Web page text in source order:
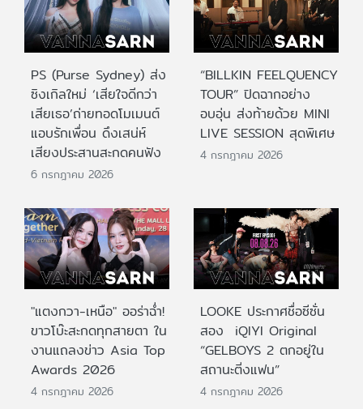
PS (Purse Sydney) ส่ง
ซิงเกิลใหม่ ‘เสียใจดีกว่า
เสียเธอ’ถ่ายทอดโมเมนต์
แอบรักเพื่อน ดึงเสน่ห์
เสียงประสานสะกดคนฟัง
6 กรกฎาคม 2026
“BILLKIN FEELQUENCY
TOUR” ปิดฉากอย่าง
อบอุ่น ส่งท้ายด้วย MINI
LIVE SESSION สุดพิเศษ
4 กรกฎาคม 2026
"แตงกวา-เหนือ" ออร่าฉ่ำ!
ขาวโบ๊ะสะกดทุกสายตา ใน
งานแถลงข่าว Asia Top
Awards 2026
4 กรกฎาคม 2026
LOOKE ประกาศชื่อซีซั่น
สอง iQIYI Original
“GELBOYS 2 ตกอยู่ใน
สถานะติ่งแฟน”
4 กรกฎาคม 2026